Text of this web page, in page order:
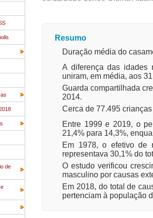
de
Resumo
Duração média do
A diferença das idades
uniram, em média, aos
Guarda compartilhada
2014.
Cerca de 77.495
Entre 1999 e 2019, o
21,4% para 14,3%,
Em 1978, o efetivo de
representava 30,1% do
O estudo verificou
masculino por causas
Em 2018, do total de
pertenciam à população